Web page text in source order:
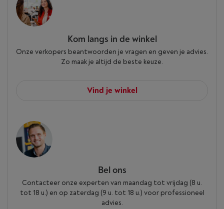
Kom langs in de winkel
Onze verkopers beantwoorden je vragen en geven je advies.
Zo maak je altijd de beste keuze.
Vind je winkel
Bel ons
Contacteer onze experten van maandag tot vrijdag (8 u.
tot 18 u.) en op zaterdag (9 u. tot 18 u.) voor professioneel
advies.